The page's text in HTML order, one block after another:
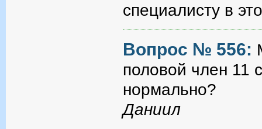
специалисту в
Вопрос № 556:
половой член 11
нормально?
Даниил